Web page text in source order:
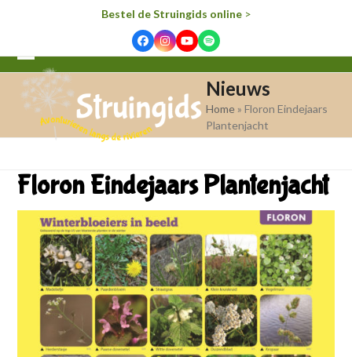
Bestel de Struingids online>
FacebookInstagram
YouTube
Spotify
Open
mobile
menu
Close
mobile
menu
Nieuws
Home »Floron Eindejaars
Plantenjacht
Floron Eindejaars Plantenjacht